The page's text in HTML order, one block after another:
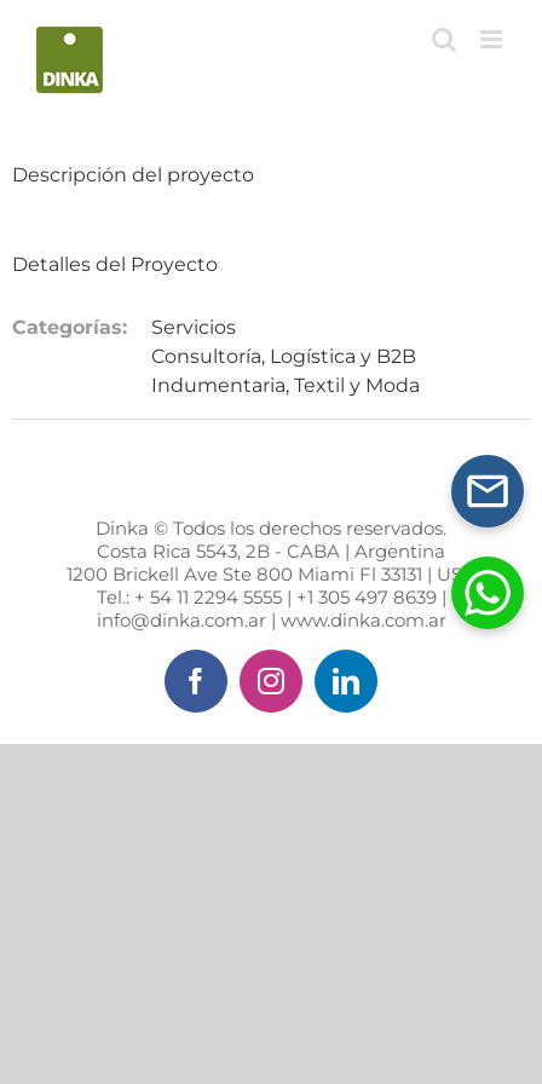
Descripción del proyecto
Detalles del Proyecto
Categorías:
Servicios
Consultoría, Logística y B2B
Indumentaria, Textil y Moda
Dinka © Todos los derechos reservados.
Costa Rica 5543, 2B - CABA | Argentina
1200 Brickell Ave Ste 800 Miami Fl 33131 | USA
Tel.: + 54 11 2294 5555 | +1 305 497 8639 |
info@dinka.com.ar | www.dinka.com.ar
FacebookInstagramLinkedIn